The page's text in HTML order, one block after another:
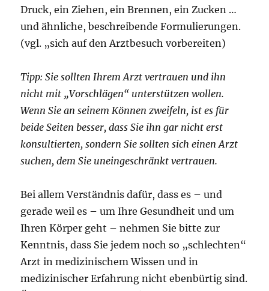
Druck, ein Ziehen, ein Brennen, ein Zucken …
und ähnliche, beschreibende Formulierungen.
(vgl. „sich auf den Arztbesuch vorbereiten)
Tipp: Sie sollten Ihrem Arzt vertrauen und ihn
nicht mit „Vorschlägen“ unterstützen wollen.
Wenn Sie an seinem Können zweifeln, ist es für
beide Seiten besser, dass Sie ihn gar nicht erst
konsultierten, sondern Sie sollten sich einen Arzt
suchen, dem Sie uneingeschränkt vertrauen.
Bei allem Verständnis dafür, dass es – und
gerade weil es – um Ihre Gesundheit und um
Ihren Körper geht – nehmen Sie bitte zur
Kenntnis, dass Sie jedem noch so „schlechten“
Arzt in medizinischem Wissen und in
medizinischer Erfahrung nicht ebenbürtig sind.